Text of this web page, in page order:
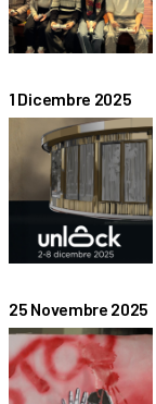
1 Dicembre 2025
25 Novembre 2025